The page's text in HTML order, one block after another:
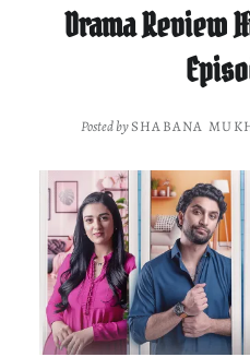
Drama Review
Posted bySHABANA